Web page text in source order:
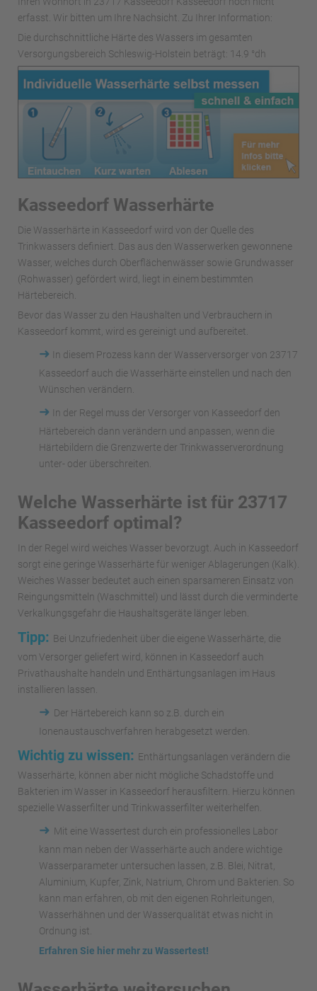
erfasst. Wir bitten um Ihre Nachsicht. Zu Ihrer Information:
Die durchschnittliche Härte des Wassers im gesamten
Versorgungsbereich Schleswig-Holstein beträgt: 14.9 °dh
Kasseedorf Wasserhärte
Die Wasserhärte in Kasseedorf wird von der Quelle des
Trinkwassers definiert. Das aus den Wasserwerken gewonnene
Wasser, welches durch Oberflächenwässer sowie Grundwasser
(Rohwasser) gefördert wird, liegt in einem bestimmten
Härtebereich.
Bevor das Wasser zu den Haushalten und Verbrauchern in
Kasseedorf kommt, wird es gereinigt und aufbereitet.
➜
In diesem Prozess kann der Wasserversorger von 23717
Kasseedorf auch die Wasserhärte einstellen und nach den
Wünschen verändern.
➜
In der Regel muss der Versorger von Kasseedorf den
Härtebereich dann verändern und anpassen, wenn die
Härtebildern die Grenzwerte der Trinkwasserverordnung
unter- oder überschreiten.
Welche Wasserhärte ist für 23717
Kasseedorf optimal?
In der Regel wird weiches Wasser bevorzugt. Auch in Kasseedorf
sorgt eine geringe Wasserhärte für weniger Ablagerungen (Kalk).
Weiches Wasser bedeutet auch einen sparsameren Einsatz von
Reingungsmitteln (Waschmittel) und lässt durch die verminderte
Verkalkungsgefahr die Haushaltsgeräte länger leben.
Tipp: Bei Unzufriedenheit über die eigene Wasserhärte, die
vom Versorger geliefert wird, können in Kasseedorf auch
Privathaushalte handeln und Enthärtungsanlagen im Haus
installieren lassen.
➜ Der Härtebereich kann so z.B. durch ein
Ionenaustauschverfahren herabgesetzt werden.
Wichtig zu wissen: Enthärtungsanlagen verändern die
Wasserhärte, können aber nicht mögliche Schadstoffe und
Bakterien im Wasser in Kasseedorf herausfiltern. Hierzu können
spezielle Wasserfilter und Trinkwasserfilter weiterhelfen.
➜ Mit eine Wassertest durch ein professionelles Labor
kann man neben der Wasserhärte auch andere wichtige
Wasserparameter untersuchen lassen, z.B. Blei, Nitrat,
Aluminium, Kupfer, Zink, Natrium, Chrom und Bakterien. So
kann man erfahren, ob mit den eigenen Rohrleitungen,
Wasserhähnen und der Wasserqualität etwas nicht in
Ordnung ist.
Erfahren Sie hier mehr zu Wassertest!